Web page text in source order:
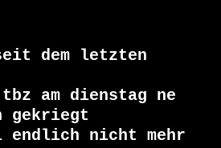
dem letzten
am dienstag ne
gekriegt
endlich nicht mehr